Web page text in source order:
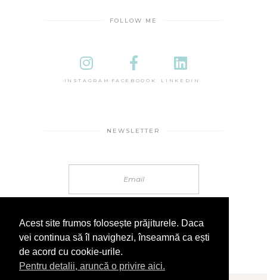
FOLLOW ME
INSTAGRAM FACEBOOOK LINKEDIN
NEWSLETTER
Acest site frumos folosește prăjiturele. Daca
vei continua să îl navighezi, înseamnă ca ești
de acord cu cookie-urile.
Pentru detalii, aruncă o privire aici.